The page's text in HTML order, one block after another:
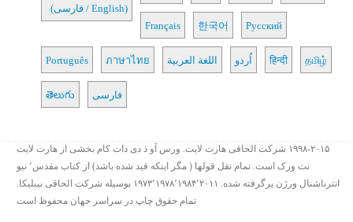
(فارسی / English)
Français 한국어 Русский
Português ภาษาไทย اللغة العربية اُردو हिन्दी தமிழ்
తెలుగు فارسی
۱۹۹۸-۲۰۱۵ شرکت الحاقی هارت لایت. ورس آو ذ دی دات کام بخشی از هارت لایت
نت ورک است. تمام نقل قولها ( مگر اینکه قید شده باشد) از کتاب مقدس٬ نیو
انترناشنال ورژن برگرفته شده. ۱۹۷۳٬۱۹۷۸٬۱۹۸۴٬۲۰۱۱ بوسیله شرکت الحاقی بیبلیکا.
تمام حقوق چاپ در سراسر جهان محفوظ است